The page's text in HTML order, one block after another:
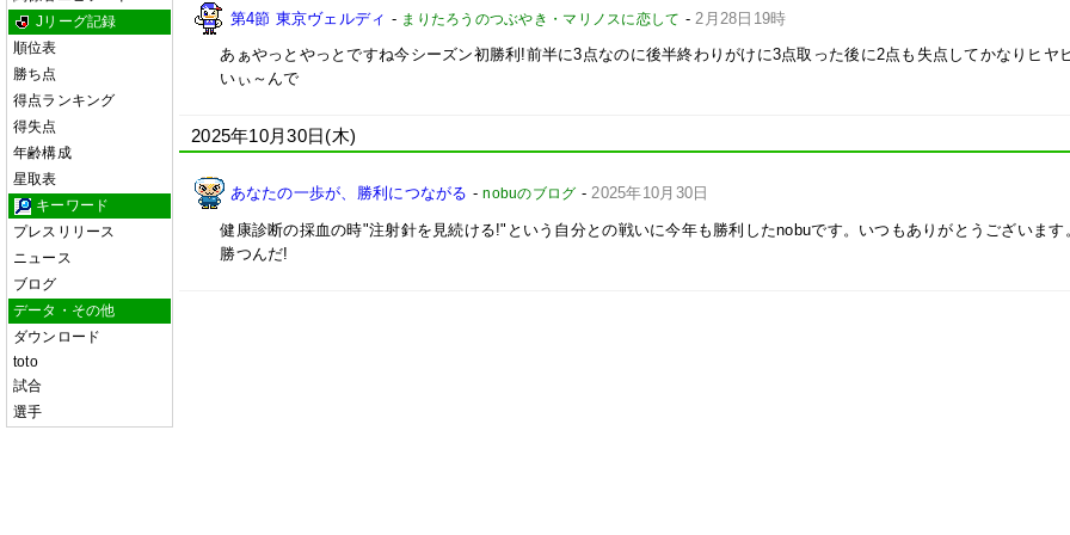
Jリーグ記録
順位表
勝ち点
得点ランキング
得失点
年齢構成
星取表
キーワード
プレスリリース
ニュース
ブログ
データ・その他
ダウンロード
toto
試合
選手
第4節 東京ヴェルディ - まりたろうのつぶやき・マリノスに恋して - 2月28日19時
あぁやっとやっとですね今シーズン初勝利!前半に3点なのに後半終わりがけに3点取った後に2点も失点してかなりヒヤ
いぃ～んで
2025年10月30日(木)
あなたの一歩が、勝利につながる -nobuのブログ - 2025年10月30日
健康診断の採血の時"注射針を見続ける!"という自分との戦いに今年も勝利したnobuです。いつもありがとうございます
勝つんだ!